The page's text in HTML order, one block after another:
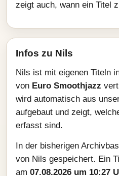
zeigt auch, wann ein Titel
Infos zu Nils
Nils ist mit eigenen Titeln
von Euro Smoothjazz
wird automatisch aus
aufgebaut und zeigt,
erfasst sind.
In der bisherigen
von Nils gespeichert. Ein
am 07.08.2026 um 10:27